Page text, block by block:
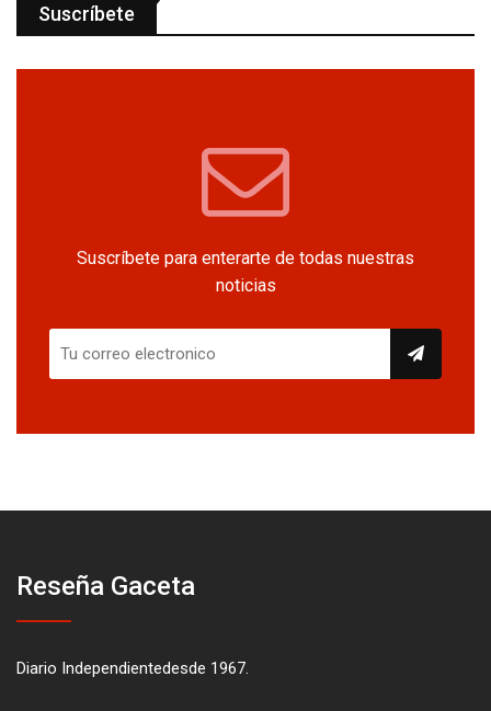
Suscríbete
Suscríbete para enterarte de todas nuestras
noticias
Reseña Gaceta
Diario Independientedesde 1967.